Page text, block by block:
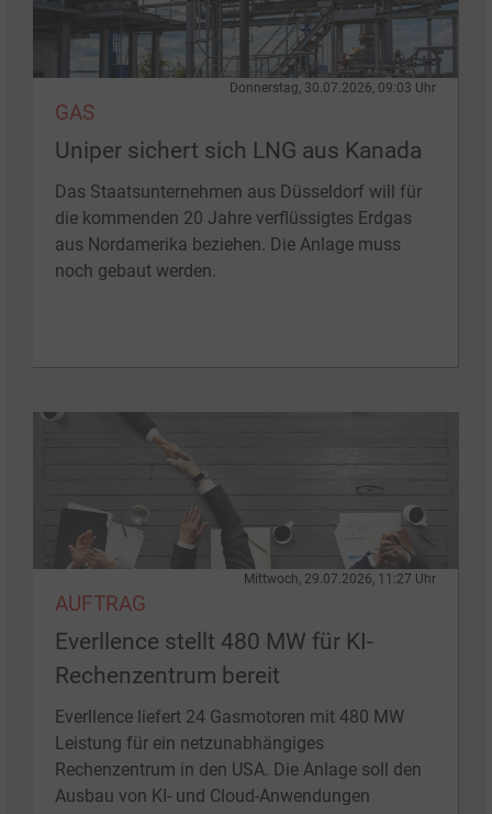
Donnerstag, 30.07.2026, 09:03 Uhr
GAS
Uniper sichert sich LNG aus Kanada
Das Staatsunternehmen aus Düsseldorf will für
die kommenden 20 Jahre verflüssigtes Erdgas
aus Nordamerika beziehen. Die Anlage muss
noch gebaut werden.
Mittwoch, 29.07.2026, 11:27 Uhr
AUFTRAG
Everllence stellt 480 MW für KI-
Rechenzentrum bereit
Everllence liefert 24 Gasmotoren mit 480 MW
Leistung für ein netzunabhängiges
Rechenzentrum in den USA. Die Anlage soll den
Ausbau von KI- und Cloud-Anwendungen